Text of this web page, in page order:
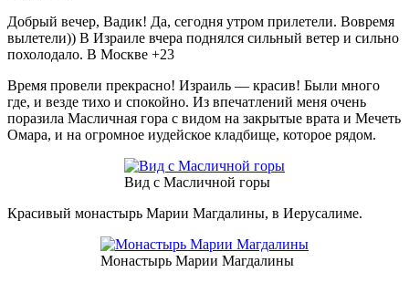
Добрый вечер, Вадик! Да, сегодня утром прилетели. Вовремя
вылетели)) В Израиле вчера поднялся сильный ветер и сильно
похолодало. В Москве +23
Время провели прекрасно! Израиль — красив! Были много
где, и везде тихо и спокойно. Из впечатлений меня очень
поразила Масличная гора с видом на закрытые врата и Мечеть
Омара, и на огромное иудейское кладбище, которое рядом.
Вид с Масличной горы
Красивый монастырь Марии Магдалины, в Иерусалиме.
Монастырь Марии Магдалины